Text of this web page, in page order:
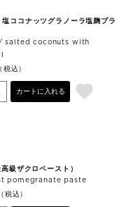
ココナッツグラノーラ塩麹プラ
salted coconuts with
税込）
カートに入れる
級ザクロペースト）
pomegranate paste
税込）